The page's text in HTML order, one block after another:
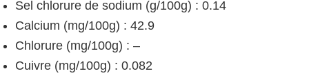
Sel chlorure de sodium (g/100g) : 0.14
Calcium (mg/100g) : 42.9
Chlorure (mg/100g) : –
Cuivre (mg/100g) : 0.082